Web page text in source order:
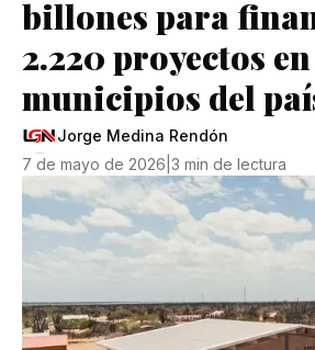
billones para
2.220 proyectos en
municipios del
Jorge Medina Rendón
7 de mayo de 2026 3 min de lectura